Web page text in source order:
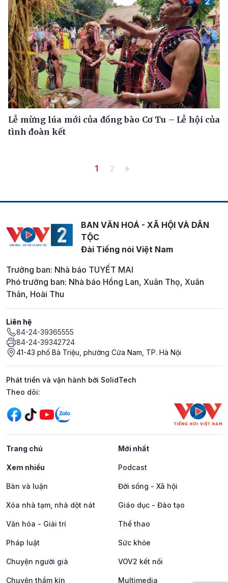
Lễ mừng lúa mới của đồng bào Cơ Tu – Lễ hội của
tình đoàn kết
Trang hiện thời
1 Trang
2
BAN VĂN HOÁ - XÃ HỘI VÀ DÂN
TỘC
Đài Tiếng nói Việt Nam
Trưởng ban: Nhà báo TUYẾT MAI
Phó trưởng ban: Nhà báo Hồng Lan, Xuân Thọ, Xuân
Thân, Hoài Thu
Liên hệ
84-24-39365555
84-24-39342724
41-43 phố Bà Triệu, phường Cửa Nam, TP. Hà Nội
Phát triển và vận hành bởi SolidTech
Mạng xã hội
Theo dõi:
Trang chủ Mới nhất
Xem nhiều Podcast
Bàn và luận Đời sống - Xã hội
Xóa nhà tạm, nhà dột nát Giáo dục - Đào tạo
Văn hóa - Giải trí Thể thao
Pháp luật Sức khỏe
Chuyện người già VOV2 kết nối
Chuyện thầm kín Multimedia